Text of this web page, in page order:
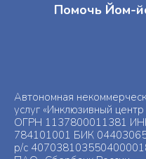
Помочь Йом-
Автономная
услуг «Инклюзивный
ОГРН 1137800011381
784101001 БИК
р/с